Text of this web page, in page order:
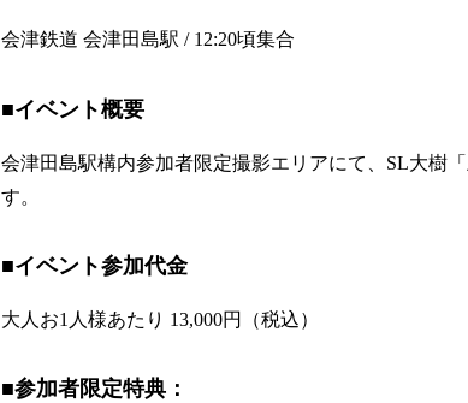
会津鉄道 会津田島駅 / 12:20頃集合
■イベント概要
会津田島駅構内参加者限定撮影エリアにて、SL大樹
す。
■イベント参加代金
大人お1人様あたり 13,000円（税込）
■参加者限定特典：